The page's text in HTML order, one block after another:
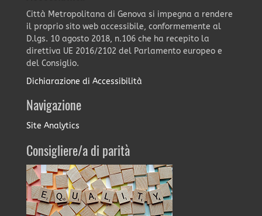
Città Metropolitana di Genova si impegna a rendere
il proprio sito web accessibile, conformemente al
D.lgs. 10 agosto 2018, n.106 che ha recepito la
direttiva UE 2016/2102 del Parlamento europeo e
del Consiglio.
Dichiarazione di Accessibilità
Navigazione
Site Analytics
Consigliere/a di parità